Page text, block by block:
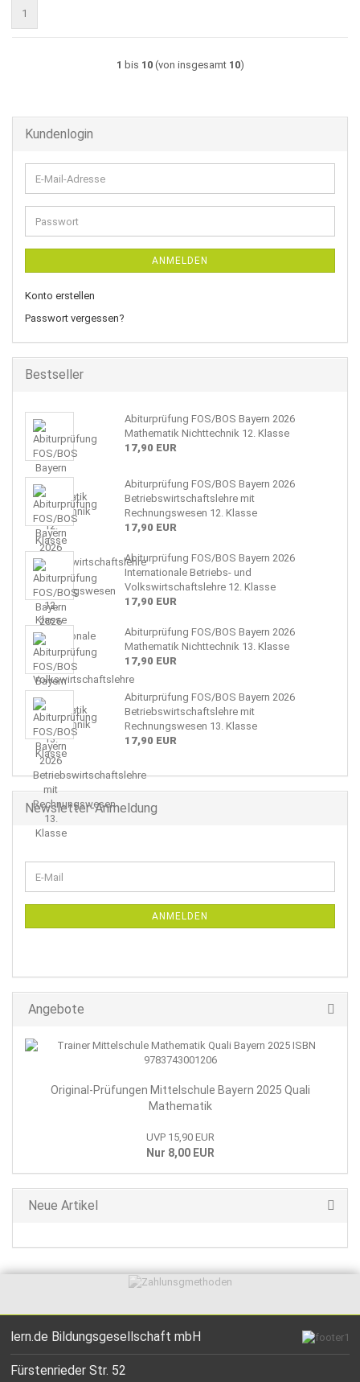
1
1 bis 10(von insgesamt 10)
Kundenlogin
E-
Mail-
Adresse
Passwort
ANMELDEN
Konto erstellen
Passwort vergessen?
Bestseller
Abiturprüfung FOS/BOS Bayern 2026
Mathematik Nichttechnik 12. Klasse
17,90 EUR
Abiturprüfung FOS/BOS Bayern 2026
Betriebswirtschaftslehre mit
Rechnungswesen 12. Klasse
17,90 EUR
Abiturprüfung FOS/BOS Bayern 2026
Internationale Betriebs- und
Volkswirtschaftslehre 12. Klasse
17,90 EUR
Abiturprüfung FOS/BOS Bayern 2026
Mathematik Nichttechnik 13. Klasse
17,90 EUR
Abiturprüfung FOS/BOS Bayern 2026
Betriebswirtschaftslehre mit
Rechnungswesen 13. Klasse
17,90 EUR
Newsletter-Anmeldung
ZUR
E-
Mail
ANMELDEN
Angebote
Original-Prüfungen Mittelschule Bayern 2025 Quali
Mathematik
UVP 15,90 EUR
Nur 8,00 EUR
Neue Artikel
lern.de Bildungsgesellschaft mbH
Fürstenrieder Str. 52